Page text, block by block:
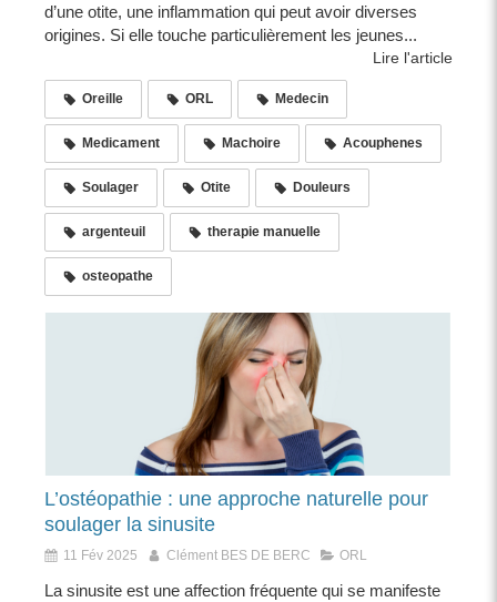
d’une otite, une inflammation qui peut avoir diverses
origines. Si elle touche particulièrement les jeunes...
Lire l'article
Oreille ORL Medecin
Medicament Machoire Acouphenes
Soulager Otite Douleurs
argenteuil therapie manuelle
osteopathe
L’ostéopathie : une approche naturelle pour
soulager la sinusite
11 Fév 2025 Clément BES DE BERC ORL
La sinusite est une affection fréquente qui se manifeste